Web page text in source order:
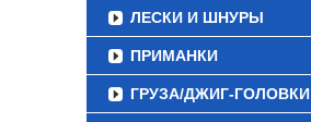
ЛЕСКИ И ШНУРЫ
ПРИМАНКИ
ГРУЗА/ДЖИГ-ГОЛОВКИ